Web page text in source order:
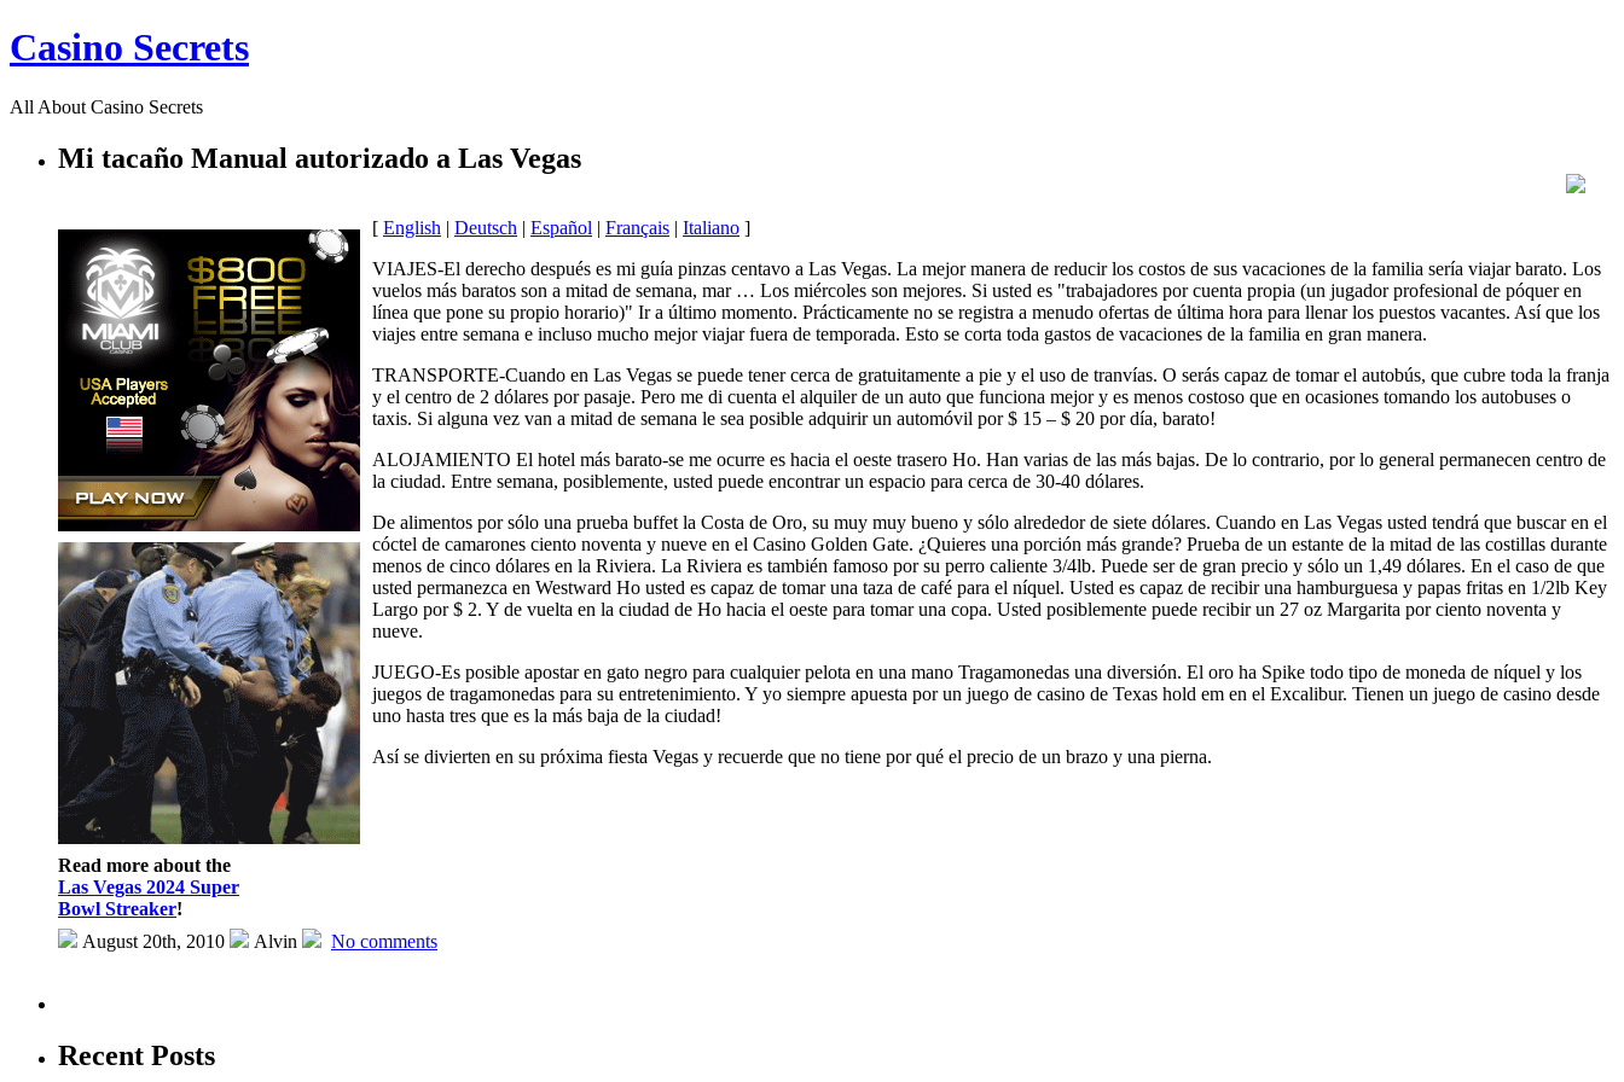
Casino Secrets
All About Casino Secrets
Mi tacaño Manual autorizado a Las Vegas
Read more about the
Las Vegas 2024 Super
Bowl Streaker!
[ English | Deutsch | Español | Français | Italiano ]
VIAJES-El derecho después es mi guía pinzas centavo a Las Vegas. La mejor manera de reducir los costos de sus vacaciones de la familia sería viajar barato. Los
vuelos más baratos son a mitad de semana, mar … Los miércoles son mejores. Si usted es "trabajadores por cuenta propia (un jugador profesional de póquer en
línea que pone su propio horario)" Ir a último momento. Prácticamente no se registra a menudo ofertas de última hora para llenar los puestos vacantes. Así que los
viajes entre semana e incluso mucho mejor viajar fuera de temporada. Esto se corta toda gastos de vacaciones de la familia en gran manera.
TRANSPORTE-Cuando en Las Vegas se puede tener cerca de gratuitamente a pie y el uso de tranvías. O serás capaz de tomar el autobús, que cubre toda la franja
y el centro de 2 dólares por pasaje. Pero me di cuenta el alquiler de un auto que funciona mejor y es menos costoso que en ocasiones tomando los autobuses o
taxis. Si alguna vez van a mitad de semana le sea posible adquirir un automóvil por $ 15 – $ 20 por día, barato!
ALOJAMIENTO El hotel más barato-se me ocurre es hacia el oeste trasero Ho. Han varias de las más bajas. De lo contrario, por lo general permanecen centro de
la ciudad. Entre semana, posiblemente, usted puede encontrar un espacio para cerca de 30-40 dólares.
De alimentos por sólo una prueba buffet la Costa de Oro, su muy muy bueno y sólo alrededor de siete dólares. Cuando en Las Vegas usted tendrá que buscar en el
cóctel de camarones ciento noventa y nueve en el Casino Golden Gate. ¿Quieres una porción más grande? Prueba de un estante de la mitad de las costillas durante
menos de cinco dólares en la Riviera. La Riviera es también famoso por su perro caliente 3/4lb. Puede ser de gran precio y sólo un 1,49 dólares. En el caso de que
usted permanezca en Westward Ho usted es capaz de tomar una taza de café para el níquel. Usted es capaz de recibir una hamburguesa y papas fritas en 1/2lb Key
Largo por $ 2. Y de vuelta en la ciudad de Ho hacia el oeste para tomar una copa. Usted posiblemente puede recibir un 27 oz Margarita por ciento noventa y
nueve.
JUEGO-Es posible apostar en gato negro para cualquier pelota en una mano Tragamonedas una diversión. El oro ha Spike todo tipo de moneda de níquel y los
juegos de tragamonedas para su entretenimiento. Y yo siempre apuesta por un juego de casino de Texas hold em en el Excalibur. Tienen un juego de casino desde
uno hasta tres que es la más baja de la ciudad!
Así se divierten en su próxima fiesta Vegas y recuerde que no tiene por qué el precio de un brazo y una pierna.
August 20th, 2010 Alvin No comments
Recent Posts